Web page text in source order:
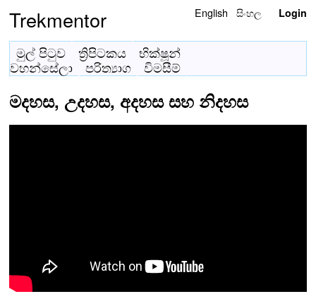
Trekmentor English සිංහල Login
මුල් පිටුව ත්‍රිපිටකය
භික්ෂූන්
වහන්සේලා
පරිත්‍යාග විමසීම්
මදහස, උදහස, අදහස සහ නිදහස